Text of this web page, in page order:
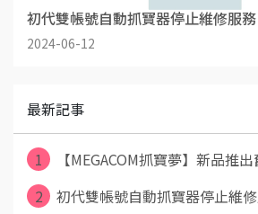
初代雙帳號自動抓寶器停止維修服務
2024-06-12
最新記事
1
【MEGACOM抓寶夢】新品推
2
初代雙帳號自動抓寶器停止維